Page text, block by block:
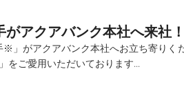
アクアバンク本社へ来社！
」がアクアバンク本社へお立ち寄りく
をご愛用いただいております...